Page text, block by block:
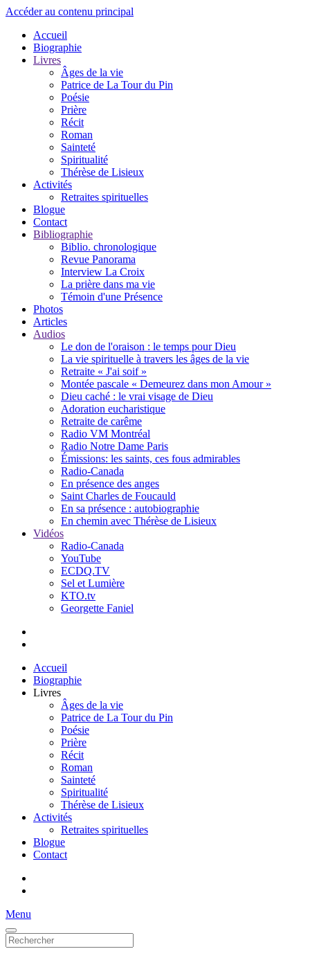
Accéder au contenu principal
Accueil
Biographie
Livres
Âges de la vie
Patrice de La Tour du Pin
Poésie
Prière
Récit
Roman
Sainteté
Spiritualité
Thérèse de Lisieux
Activités
Retraites spirituelles
Blogue
Contact
Bibliographie
Biblio. chronologique
Revue Panorama
Interview La Croix
La prière dans ma vie
Témoin d'une Présence
Photos
Articles
Audios
Le don de l'oraison : le temps pour Dieu
La vie spirituelle à travers les âges de la vie
Retraite « J'ai soif »
Montée pascale « Demeurez dans mon Amour »
Dieu caché : le vrai visage de Dieu
Adoration eucharistique
Retraite de carême
Radio VM Montréal
Radio Notre Dame Paris
Émissions: les saints, ces fous admirables
Radio-Canada
En présence des anges
Saint Charles de Foucauld
En sa présence : autobiographie
En chemin avec Thérèse de Lisieux
Vidéos
Radio-Canada
YouTube
ECDQ.TV
Sel et Lumière
KTO.tv
Georgette Faniel
Accueil
Biographie
Livres
Âges de la vie
Patrice de La Tour du Pin
Poésie
Prière
Récit
Roman
Sainteté
Spiritualité
Thérèse de Lisieux
Activités
Retraites spirituelles
Blogue
Contact
Menu